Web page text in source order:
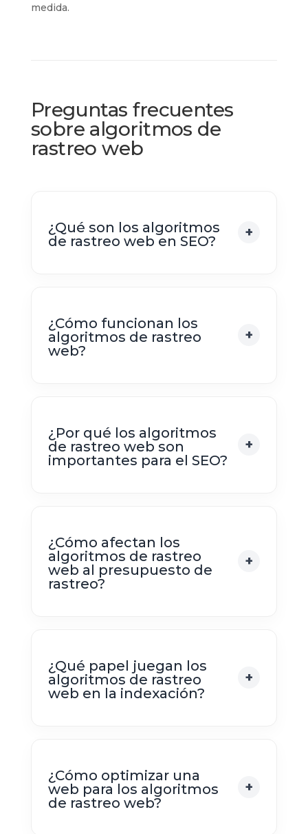
medida.
Preguntas frecuentes
sobre algoritmos de
rastreo web
¿Qué son los algoritmos
de rastreo web en SEO?
¿Cómo funcionan los
algoritmos de rastreo
web?
¿Por qué los algoritmos
de rastreo web son
importantes para el SEO?
¿Cómo afectan los
algoritmos de rastreo
web al presupuesto de
rastreo?
¿Qué papel juegan los
algoritmos de rastreo
web en la indexación?
¿Cómo optimizar una
web para los algoritmos
de rastreo web?